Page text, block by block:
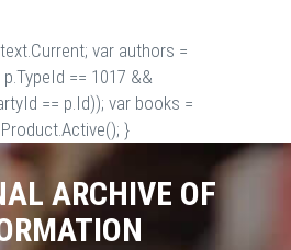
var authors =
== 1017 &&
== p.Id)); var books =
}
ARCHIVE OF